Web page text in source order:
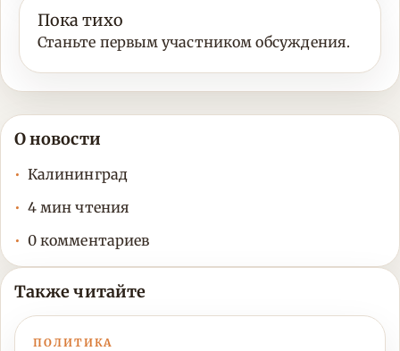
Пока тихо
Станьте первым участником обсуждения.
О новости
Калининград
4 мин чтения
0 комментариев
Также читайте
ПОЛИТИКА